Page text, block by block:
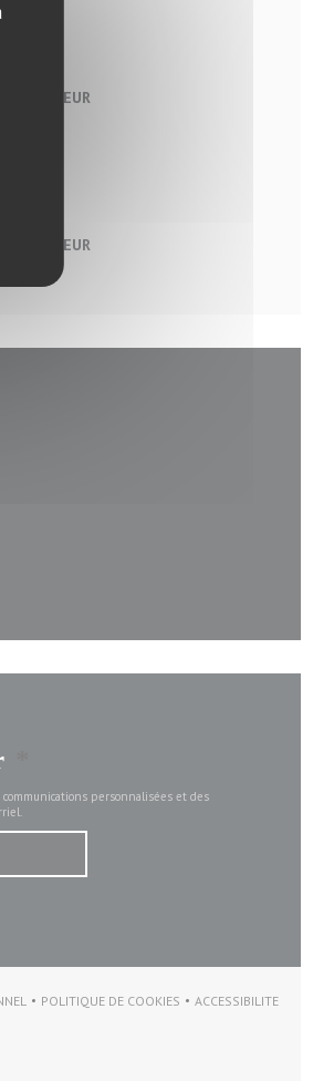
15,90 EUR
15,90 EUR
personnalisées et des
POLITIQUE DE COOKIES
((OUVRE UNE NOUVELLE FENÊTRE))
ACCESSIBILITE
((OUVRE UNE